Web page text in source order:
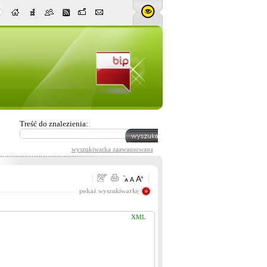
Treść do znalezienia:
wyszukiwarka zaawansowana
pokaż wyszukiwarkę
Pasuje wszystko
XML